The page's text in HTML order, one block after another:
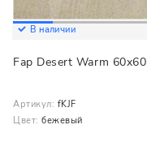
В наличии
Fap Desert Warm 60x60
Артикул: fKJF
Цвет: бежевый